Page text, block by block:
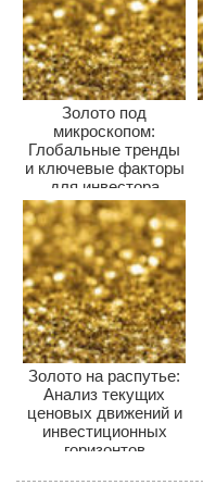
Золото под
микроскопом:
Глобальные тренды
и ключевые факторы
для инвестора
Золото на распутье:
Анализ текущих
ценовых движений и
инвестиционных
горизонтов